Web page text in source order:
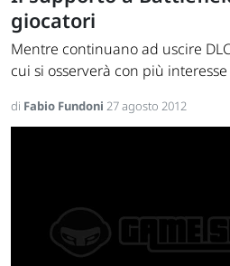
giocatori
Mentre continuano ad uscire
cui si osserverà con più
di Fabio Fundoni 27 agosto 2012